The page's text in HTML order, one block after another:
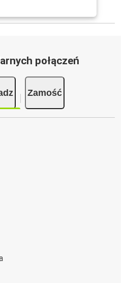
połączeń
Zamość